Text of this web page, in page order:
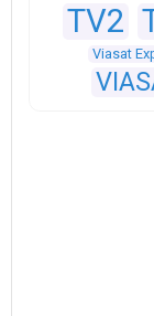
TV2
Viasat